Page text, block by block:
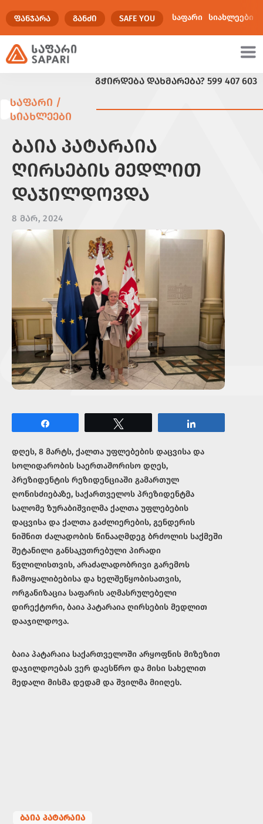
ᲤᲐᲜᲯᲐᲠᲐ ᲒᲐᲜᲫᲘ SAFE YOU საფარი სიახლეები
ᲒᲭᲘᲠᲓᲔᲑᲐ ᲓᲐᲮᲛᲐᲠᲔᲑᲐ? 599 407 603
ᲡᲐᲤᲐᲠᲘ /
ᲡᲘᲐᲮᲚᲔᲔᲑᲘ
ᲑᲐᲘᲐ ᲞᲐᲢᲐᲠᲐᲘᲐ
ᲦᲘᲠᲡᲔᲑᲘᲡ ᲛᲔᲓᲚᲘᲗ
ᲓᲐᲯᲘᲚᲓᲝᲕᲓᲐ
8 ᲛᲐᲠ, 2024
დღეს, 8 მარტს, ქალთა უფლებების დაცვისა და
სოლიდარობის საერთაშორისო დღეს,
პრეზიდენტის რეზიდენციაში გამართულ
ღონისძიებაზე, საქართველოს პრეზიდენტმა
სალომე ზურაბიშვილმა ქალთა უფლებების
დაცვისა და ქალთა გაძლიერების, გენდერის
ნიშნით ძალადობის წინააღმდეგ ბრძოლის საქმეში
შეტანილი განსაკუთრებული პირადი
წვლილისთვის, არაძალადობრივი გარემოს
ჩამოყალიბებისა და ხელშეწყობისათვის,
ორგანიზაცია საფარის აღმასრულებელი
დირექტორი, ბაია პატარაია ღირსების მედლით
დააჯილდოვა.
ბაია პატარაია საქართველოში არყოფნის მიზეზით
დაჯილდოებას ვერ დაესწრო და მისი სახელით
მედალი მისმა დედამ და შვილმა მიიღეს.
ᲑᲐᲘᲐ ᲞᲐᲢᲐᲠᲐᲘᲐ